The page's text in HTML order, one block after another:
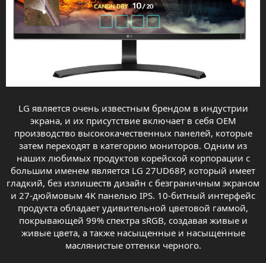
LG является очень известным брендом в индустрии
экрана, и их присутствие включает в себя OEM
производство высококачественных панелей, которые
затем переходят в категорию мониторов. Одним из
наших любимых продуктов корейской корпорации с
большим именем является LG 27UD68P, который имеет
гладкий, без излишеств дизайн с безграничным экраном
и 27-дюймовым 4K панелью IPS. 10-битный интерфейс
продукта обладает удивительной цветовой гаммой,
покрывающей 99% спектра sRGB, создавая живые и
живые цвета, а также насыщенные и насыщенные
маслянистые оттенки черного.